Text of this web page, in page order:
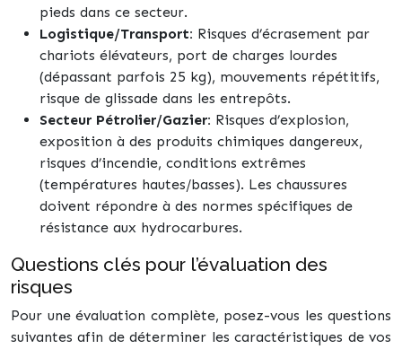
pieds dans ce secteur.
Logistique/Transport: Risques d’écrasement par
chariots élévateurs, port de charges lourdes
(dépassant parfois 25 kg), mouvements répétitifs,
risque de glissade dans les entrepôts.
Secteur Pétrolier/Gazier: Risques d’explosion,
exposition à des produits chimiques dangereux,
risques d’incendie, conditions extrêmes
(températures hautes/basses). Les chaussures
doivent répondre à des normes spécifiques de
résistance aux hydrocarbures.
Questions clés pour l’évaluation des
risques
Pour une évaluation complète, posez-vous les questions
suivantes afin de déterminer les caractéristiques de vos